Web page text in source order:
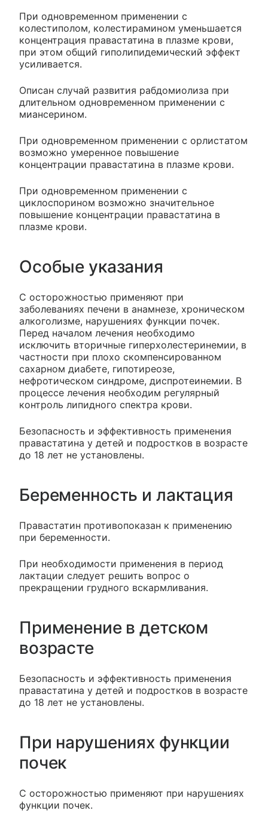
При одновременном применении с
колестиполом, колестирамином уменьшается
концентрация правастатина в плазме крови,
при этом общий гиполипидемический эффект
усиливается.
Описан случай развития рабдомиолиза при
длительном одновременном применении с
миансерином.
При одновременном применении с орлистатом
возможно умеренное повышение
концентрации правастатина в плазме крови.
При одновременном применении с
циклоспорином возможно значительное
повышение концентрации правастатина в
плазме крови.
Особые указания
С осторожностью применяют при
заболеваниях печени в анамнезе, хроническом
алкоголизме, нарушениях функции почек.
Перед началом лечения необходимо
исключить вторичные гиперхолестеринемии, в
частности при плохо скомпенсированном
сахарном диабете, гипотиреозе,
нефротическом синдроме, диспротеинемии. В
процессе лечения необходим регулярный
контроль липидного спектра крови.
Безопасность и эффективность применения
правастатина у детей и подростков в возрасте
до 18 лет не установлены.
Беременность и лактация
Правастатин противопоказан к применению
при беременности.
При необходимости применения в период
лактации следует решить вопрос о
прекращении грудного вскармливания.
Применение в детском
возрасте
Безопасность и эффективность применения
правастатина у детей и подростков в возрасте
до 18 лет не установлены.
При нарушениях функции
почек
С осторожностью применяют при нарушениях
функции почек.